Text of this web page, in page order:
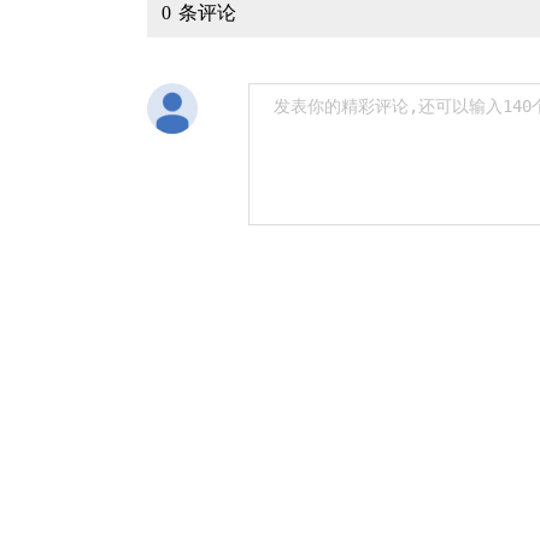
0 条评论